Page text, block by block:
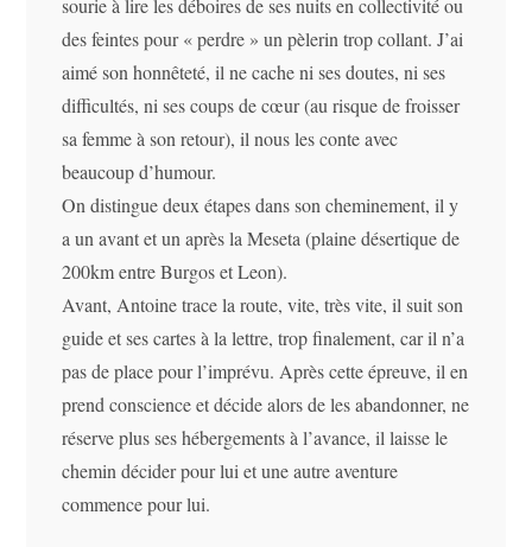
sourie à lire les déboires de ses nuits en collectivité ou
des feintes pour « perdre » un pèlerin trop collant. J’ai
aimé son honnêteté, il ne cache ni ses doutes, ni ses
difficultés, ni ses coups de cœur (au risque de froisser
sa femme à son retour), il nous les conte avec
beaucoup d’humour.
On distingue deux étapes dans son cheminement, il y
a un avant et un après la Meseta (plaine désertique de
200km entre Burgos et Leon).
Avant, Antoine trace la route, vite, très vite, il suit son
guide et ses cartes à la lettre, trop finalement, car il n’a
pas de place pour l’imprévu. Après cette épreuve, il en
prend conscience et décide alors de les abandonner, ne
réserve plus ses hébergements à l’avance, il laisse le
chemin décider pour lui et une autre aventure
commence pour lui.